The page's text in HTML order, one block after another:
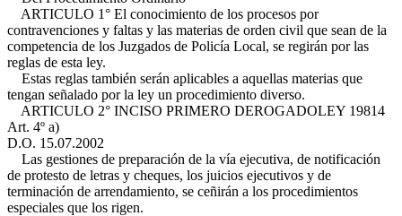
ARTICULO 1° El conocimiento de los procesos por
contravenciones y faltas y las materias de orden civil que sean de la
competencia de los Juzgados de Policía Local, se regirán por las
reglas de esta ley.
Estas reglas también serán aplicables a aquellas materias que
tengan señalado por la ley un procedimiento diverso.
ARTICULO 2° INCISO PRIMERO DEROGADOLEY 19814
Art. 4º a)
D.O. 15.07.2002
Las gestiones de preparación de la vía ejecutiva, de notificación
de protesto de letras y cheques, los juicios ejecutivos y de
terminación de arrendamiento, se ceñirán a los procedimientos
especiales que los rigen.